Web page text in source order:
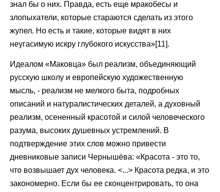
знал бы о них. Правда, есть еще мракобесы и
злопыхатели, которые стараются сделать из этого
жупел. Но есть и такие, которые видят в них
неугасимую искру глубокого искусства»[11].
Идеалом «Маковца» был реализм, объединяющий
русскую школу и европейскую художественную
мысль, - реализм не мелкого быта, подробных
описаний и натуралистических деталей, а духовный
реализм, осененный красотой и силой человеческого
разума, высоких душевных устремлений. В
подтверждение этих слов можно привести
дневниковые записи Чернышёва: «Красота - это то,
что возвышает дух человека. <...> Красота редка, и это
закономерно. Если бы ее сконцентрировать, то она